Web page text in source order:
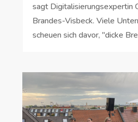
sagt Digitalisierungsexpertin
Brandes-Visbeck. Viele
scheuen sich davor, "dicke